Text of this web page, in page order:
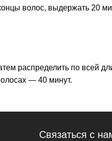
волос, выдержать 20
распределить по всей
— 40 минут.
Связаться с